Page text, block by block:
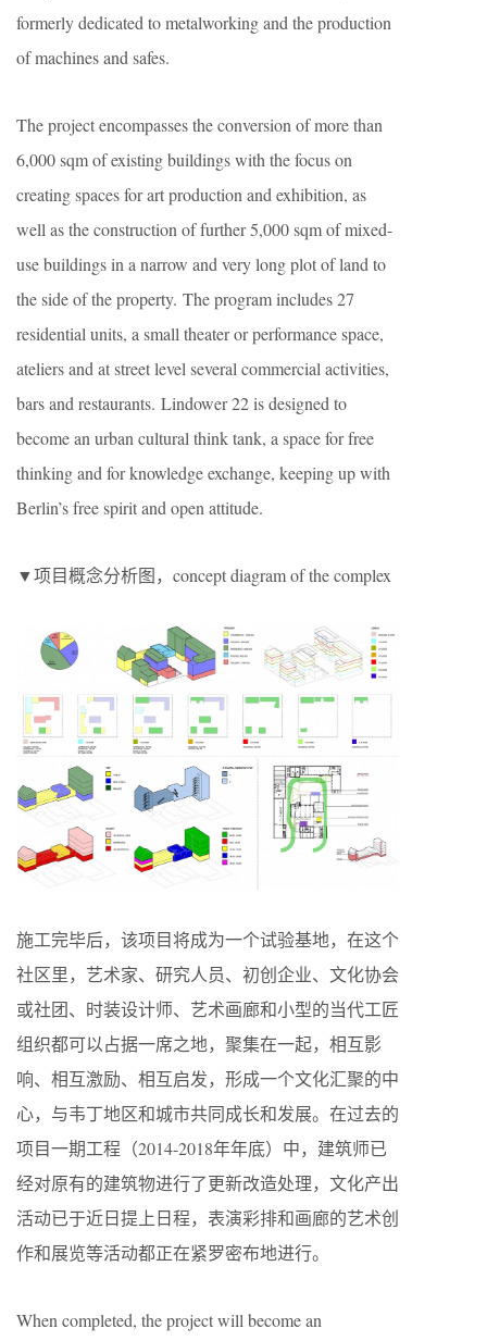
formerly dedicated to metalworking and the production
of machines and safes.
The project encompasses the conversion of more than
6,000 sqm of existing buildings with the focus on
creating spaces for art production and exhibition, as
well as the construction of further 5,000 sqm of mixed-
use buildings in a narrow and very long plot of land to
the side of the property. The program includes 27
residential units, a small theater or performance space,
ateliers and at street level several commercial activities,
bars and restaurants. Lindower 22 is designed to
become an urban cultural think tank, a space for free
thinking and for knowledge exchange, keeping up with
Berlin’s free spirit and open attitude.
▼项目概念分析图，concept diagram of the complex
施工完毕后，该项目将成为一个试验基地，在这个
社区里，艺术家、研究人员、初创企业、文化协会
或社团、时装设计师、艺术画廊和小型的当代工匠
组织都可以占据一席之地，聚集在一起，相互影
响、相互激励、相互启发，形成一个文化汇聚的中
心，与韦丁地区和城市共同成长和发展。在过去的
项目一期工程（2014-2018年年底）中，建筑师已
经对原有的建筑物进行了更新改造处理，文化产出
活动已于近日提上日程，表演彩排和画廊的艺术创
作和展览等活动都正在紧罗密布地进行。
When completed, the project will become an